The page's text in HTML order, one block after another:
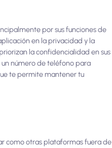
por sus funciones de
en la privacidad y la
la confidencialidad en sus
un número de teléfono para
te permite mantener tu
como otras plataformas fuera de